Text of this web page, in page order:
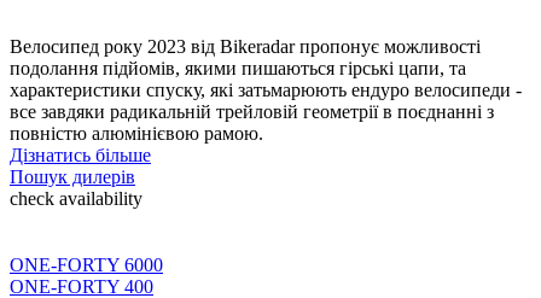
Велосипед року 2023 від Bikeradar пропонує можливості
подолання підйомів, якими пишаються гірські цапи, та
характеристики спуску, які затьмарюють ендуро велосипеди -
все завдяки радикальній трейловій геометрії в поєднанні з
повністю алюмінієвою рамою.
Дізнатись більше
Пошук дилерів
check availability
ONE-FORTY 6000
ONE-FORTY 400